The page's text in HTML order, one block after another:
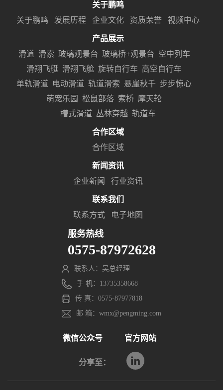
关于鹏鸣
关于鹏鸣
发展历程 企业文化 资质荣誉 视频中心
产品展示
滑道 滑索 玻璃观景台 玻璃桥+观景台 空中列车
滑翔飞艇 滑翔飞舱 旋转自行车 高空自行车
单轨滑道
电动滑道 轨道滑索 悬崖秋千 步步惊心
萌宠乐园
松鼠部落 索桥 摩天轮
槽式滑道 丛林穿越 轨道车
合作区域
合作区域
新闻资讯
企业新闻
行业资讯
联系我们
联系方式
电子地图
服务热线
0575-87972628
联系人：吴总经理
手 机：13735358668
传 真：0575-87977818
邮 箱：wmx@pengming.com
微信公众号 官方网站
分享至：